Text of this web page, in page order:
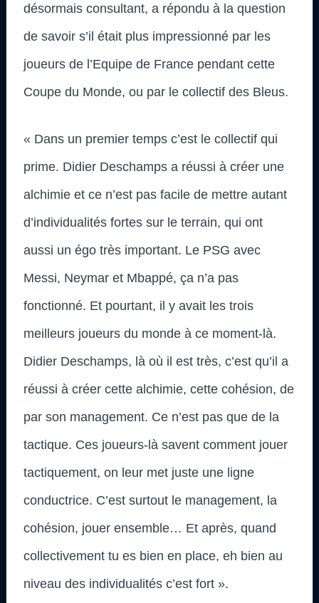
désormais consultant, a répondu à la question
de savoir s’il était plus impressionné par les
joueurs de l’Equipe de France pendant cette
Coupe du Monde, ou par le collectif des Bleus.
« Dans un premier temps c’est le collectif qui
prime. Didier Deschamps a réussi à créer une
alchimie et ce n’est pas facile de mettre autant
d’individualités fortes sur le terrain, qui ont
aussi un égo très important. Le PSG avec
Messi, Neymar et Mbappé, ça n’a pas
fonctionné. Et pourtant, il y avait les trois
meilleurs joueurs du monde à ce moment-là.
Didier Deschamps, là où il est très, c’est qu’il a
réussi à créer cette alchimie, cette cohésion, de
par son management. Ce n’est pas que de la
tactique. Ces joueurs-là savent comment jouer
tactiquement, on leur met juste une ligne
conductrice. C’est surtout le management, la
cohésion, jouer ensemble… Et après, quand
collectivement tu es bien en place, eh bien au
niveau des individualités c’est fort ».